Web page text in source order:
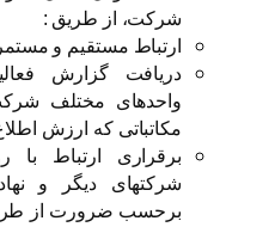
شرکت، از طریق :
ارتباط مستقیم و
دریافت گزارش
واحدهای مختلف
مکاتباتی که ارزش
برقراری ارتباط با
شرکتهای دیگر و
برحسب ضرورت از طریق